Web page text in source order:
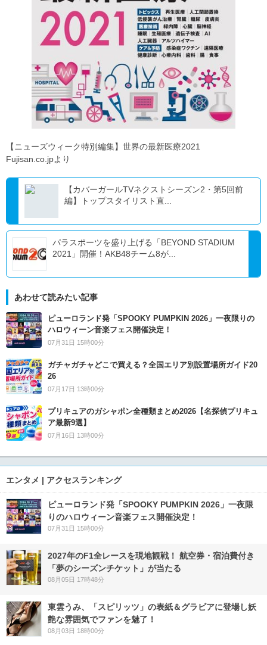
【ニューズウィーク特別編集】世界の最新医療2021
Fujisan.co.jpより
【カバーガールTVネクストシーズン2・第5回前
編】トップスタイリスト直...
パラスポーツを盛り上げる「BEYOND STADIUM
2021」開催！AKB48チーム8が...
あわせて読みたい記事
ピューロランド発「SPOOKY PUMPKIN 2026」一夜限りの
ハロウィーン音楽フェス開催決定！
07月31日 15時00分
ガチャガチャどこで買える？全国エリア別設置場所ガイド20
26
07月17日 13時00分
プリキュアのガシャポン全種類まとめ2026【名探偵プリキュ
ア最新9選】
07月16日 13時00分
エンタメ | アクセスランキング
ピューロランド発「SPOOKY PUMPKIN 2026」一夜限
りのハロウィーン音楽フェス開催決定！
07月31日 15時00分
2027年のF1全レースを現地観戦！ 航空券・宿泊費付き
「夢のシーズンチケット」が当たる
08月05日 17時48分
東雲うみ、「スピリッツ」の表紙＆グラビアに登場し妖
艶な雰囲気でファンを魅了！
08月03日 18時00分